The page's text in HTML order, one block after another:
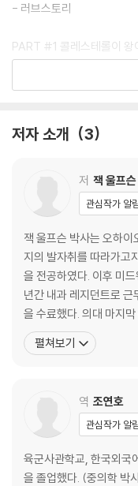
- 러브스토리
PART #1 콜레스테롤이 왕
PART #2 저밀도 지단백
PART #6 대형 제약회사의
PART #8 독성이 넘치는 우
PART #9 우리 주변의 유독
PART #10 우리 몸은 저항
PART #11 잠을 충분히 자
PART #12 당장 운동을 시
PART #13 건강에 좋은 음
PART #14 경이로운 카이
PART #15 치아는 아름다
PART #16 심장 건강을 위
PART #17 건강에 유용한
저자 소개 3
저 잭 울프슨
관심작가 알
잭 울프슨 박사는 오하
지의 발자취를 따라가고
을 전공하였다. 이후 미
년간 내과 레지던트로
을 수료했다. 의대 마지
다. 2012년, 환자에게 그
에 대한 심층적인 정보를
펼쳐보기
역 조연호
관심작가 알
육군사관학교, 한국외국
을 졸업했다. (중의학 박